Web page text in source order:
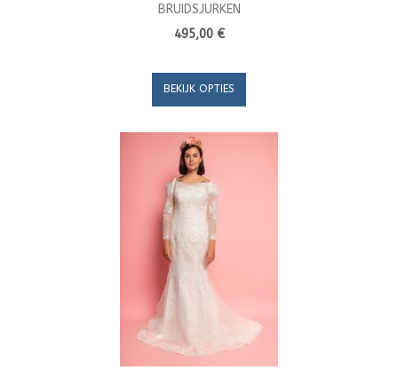
BRUIDSJURKEN
495,00 €
BEKIJK OPTIES